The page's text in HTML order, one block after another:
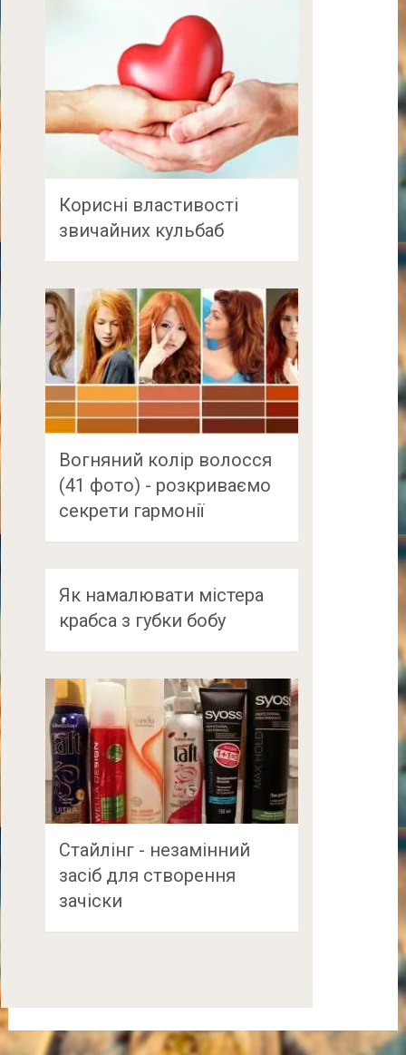
Корисні властивості
звичайних кульбаб
Вогняний колір волосся
(41 фото) - розкриваємо
секрети гармонії
Як намалювати містера
крабса з губки бобу
Стайлінг - незамінний
засіб для створення
зачіски